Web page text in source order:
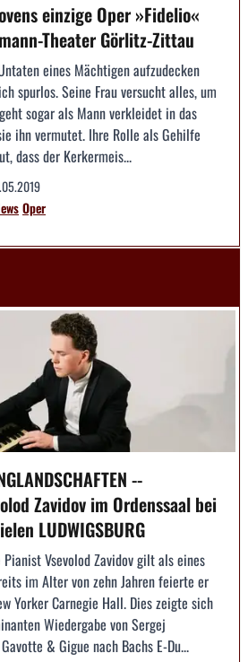
einzige Oper »Fidelio«
Theater Görlitz-Zittau
eines Mächtigen aufzudecken
spurlos. Seine Frau versucht alles, um
sogar als Mann verkleidet in das
ihn vermutet. Ihre Rolle als Gehilfe
dass der Kerkermeis...
Oper
--
Zavidov im Ordenssaal bei
LUDWIGSBURG
Vsevolod Zavidov gilt als eines
im Alter von zehn Jahren feierte er
Yorker Carnegie Hall. Dies zeigte sich
Wiedergabe von Sergej
& Gigue nach Bachs E-Du...